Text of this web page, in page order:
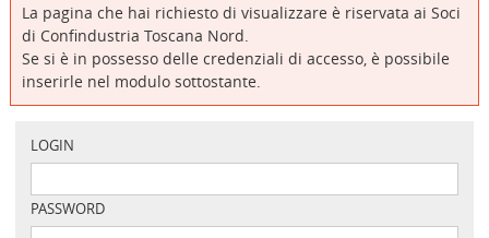
La pagina che hai richiesto di visualizzare è riservata ai Soci
di Confindustria Toscana Nord.
Se si è in possesso delle credenziali di accesso, è possibile
inserirle nel modulo sottostante.
LOGIN
PASSWORD